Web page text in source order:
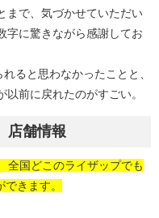
まで、気づかせていただい
字に驚きながら感謝してお
ると思わなかったことと、
前に戻れたのがすごい。
店舗情報
全国どこのライザップでも
きます。